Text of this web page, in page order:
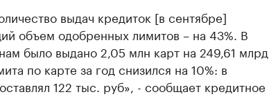
выдач кредиток [в сентябре]
объем одобренных лимитов – на 43%. В
было выдано 2,05 млн карт на 249,61 млрд
по карте за год снизился на 10%: в
122 тыс. руб», - сообщает кредитное